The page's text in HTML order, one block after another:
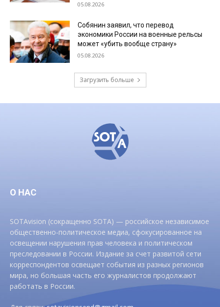
05.08.2026
Собянин заявил, что перевод
экономики России на военные рельсы
может «убить вообще страну»
05.08.2026
Загрузить больше
О НАС
SOTAvision (сокращенно SOTA) — российское независимое
общественно-политическое медиа, сфокусированное на
освещении нарушения прав человека и политическом
преследовании в России. Издание за счет развитой сети
корреспондентов освещает события из разных регионов
мира, но большая часть его журналистов продолжают
работать в России.